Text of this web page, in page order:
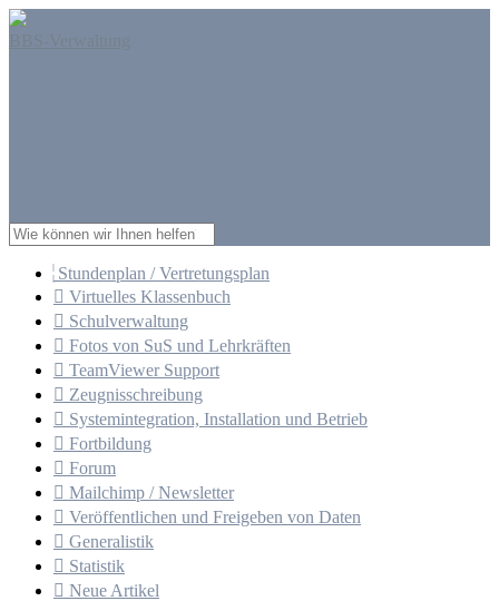
BBS-Verwaltung
Stundenplan / Vertretungsplan
 Virtuelles Klassenbuch
 Schulverwaltung
 Fotos von SuS und Lehrkräften
 TeamViewer Support
 Zeugnisschreibung
 Systemintegration, Installation und Betrieb
 Fortbildung
 Forum
 Mailchimp / Newsletter
 Veröffentlichen und Freigeben von Daten
 Generalistik
 Statistik
 Neue Artikel